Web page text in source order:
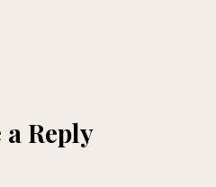
a Reply